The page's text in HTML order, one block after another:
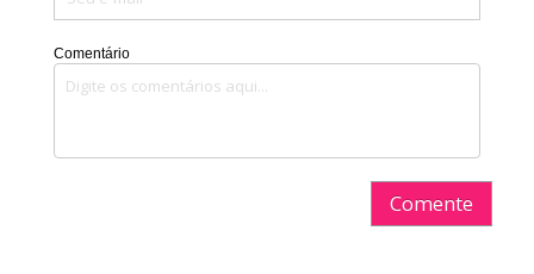
Comentário
Comente